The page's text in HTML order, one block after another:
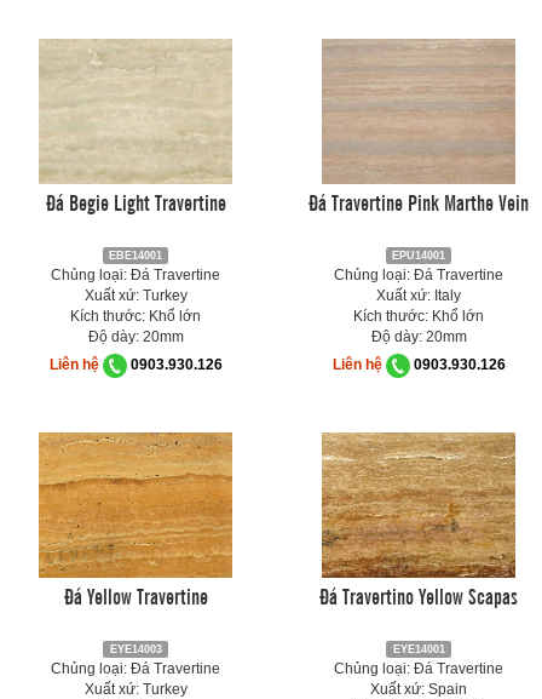
Đá Begie Light Travertine
EBE14001
Chủng loại: Đá Travertine
Xuất xứ: Turkey
Kích thước: Khổ lớn
Độ dày: 20mm
Liên hệ
0903.930.126
Đá Travertine Pink Marthe Vein
EPU14001
Chủng loại: Đá Travertine
Xuất xứ: Italy
Kích thước: Khổ lớn
Độ dày: 20mm
Liên hệ
0903.930.126
Đá Yellow Travertine
EYE14003
Chủng loại: Đá Travertine
Xuất xứ: Turkey
Đá Travertino Yellow Scapas
EYE14001
Chủng loại: Đá Travertine
Xuất xứ: Spain